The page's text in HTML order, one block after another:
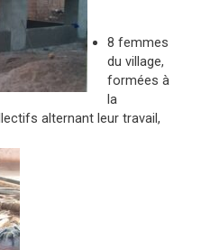
8 femmes
du village,
formées à
la
alternant leur travail,